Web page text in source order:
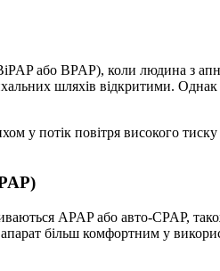
або BPAP), коли людина з
шляхів відкритими.
потік повітря високого
APAP або авто-CPAP,
більш комфортним у